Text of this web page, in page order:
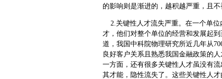
的影响则是渐进的，越积越严重，且
2.关键性人才流失严重。在一个单位
才，他们对整个单位的经营和发展起
道，我国中科院物理研究所近几年从
良好客户关系且熟悉我国金融政策的
一方面，还有很多关键性人才虽没有
其才能，隐性流失了。这些关键性人